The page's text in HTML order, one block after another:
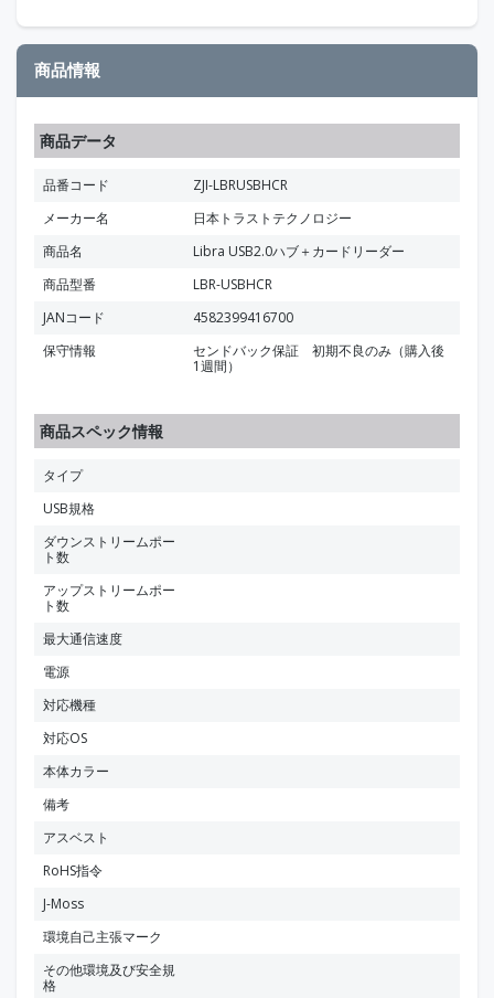
商品情報
商品データ
品番コード
ZJI-LBRUSBHCR
メーカー名
日本トラストテクノロジー
商品名
Libra USB2.0ハブ＋カードリーダー
商品型番
LBR-USBHCR
JANコード
4582399416700
保守情報
センドバック保証 初期不良のみ（購入後
1週間）
商品スペック情報
タイプ
USB規格
ダウンストリームポー
ト数
アップストリームポー
ト数
最大通信速度
電源
対応機種
対応OS
本体カラー
備考
アスベスト
RoHS指令
J-Moss
環境自己主張マーク
その他環境及び安全規
格